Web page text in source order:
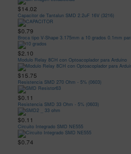
$14.02
Capacitor de Tantalun SMD 2.2uF 16V (3216)
$0.79
Broca tipo V-Shape 3.175mm a 10 grados 0.1mm
$2.10
Modulo Relay 8CH con Optoacoplador para Arduino
$15.75
Resistencia SMD 270 Ohm - 5% (0603)
$0.11
Resistencia SMD 33 Ohm - 5% (0603)
$0.11
Circuito Integrado SMD NE555
$0.74